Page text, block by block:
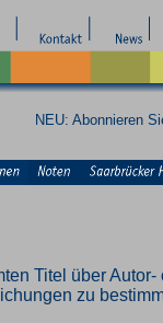
NEU: Abonnieren
Titel über
zu